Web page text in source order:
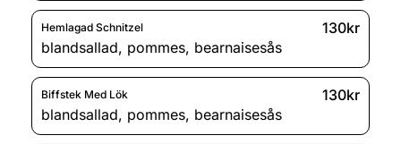
Hemlagad Schnitzel
130kr
blandsallad, pommes, bearnaisesås
Biffstek Med Lök
130kr
blandsallad, pommes, bearnaisesås